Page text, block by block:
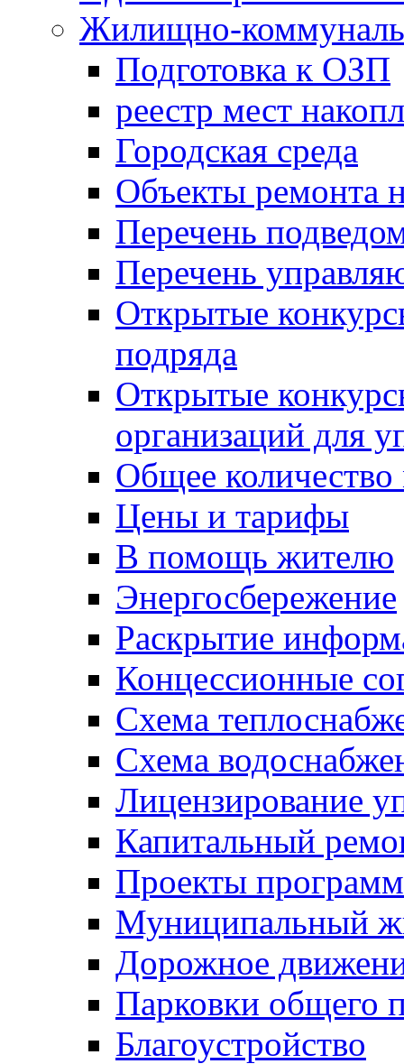
Жилищно-
Подготовка к ОЗП
реестр мест
Городская среда
Объекты ремонта
Перечень
Перечень
Открытые
подряда
Открытые
организаций для
Общее
Цены и тарифы
В помощь жителю
Энергосбережение
Раскрытие
Концессионные
Схема
Схема
Лицензирование
Капитальный
Проекты программ
Муниципальный
Дорожное
Парковки общего
Благоустройство